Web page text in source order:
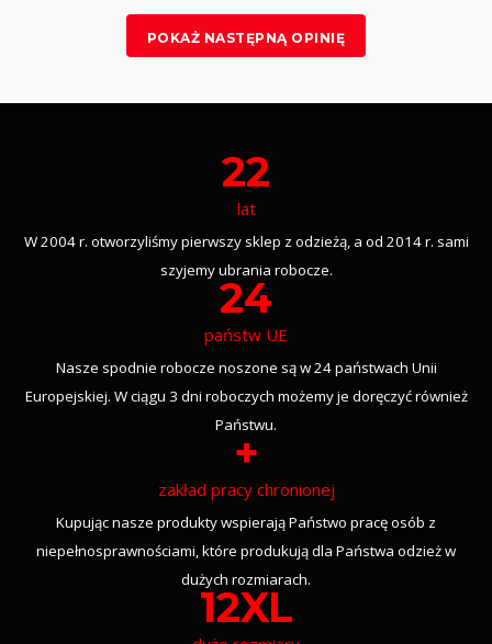
POKAŻ NASTĘPNĄ OPINIĘ
22
lat
W 2004 r. otworzyliśmy pierwszy sklep z odzieżą, a od 2014 r. sami
szyjemy ubrania robocze.
24
państw UE
Nasze spodnie robocze noszone są w 24 państwach Unii
Europejskiej. W ciągu 3 dni roboczych możemy je doręczyć również
Państwu.
+
zakład pracy chronionej
Kupując nasze produkty wspierają Państwo pracę osób z
niepełnosprawnościami, które produkują dla Państwa odzież w
dużych rozmiarach.
12XL